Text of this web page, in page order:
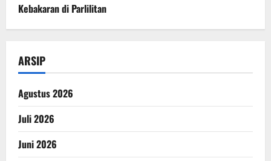
Kebakaran di Parlilitan
ARSIP
Agustus 2026
Juli 2026
Juni 2026